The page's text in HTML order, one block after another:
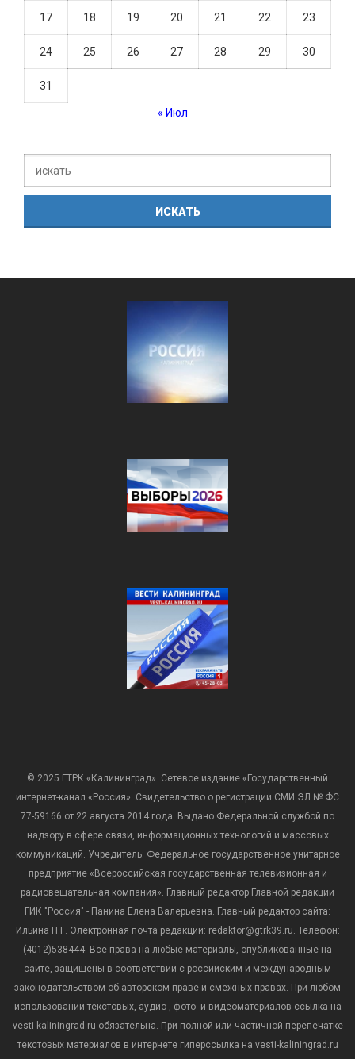
17 18 19 20 21 22 23
24 25 26 27 28 29 30
31
« Июл
© 2025 ГТРК «Калининград». Сетевое издание «Государственный
интернет-канал «Россия». Свидетельство о регистрации СМИ ЭЛ № ФС
77-59166 от 22 августа 2014 года. Выдано Федеральной службой по
надзору в сфере связи, информационных технологий и массовых
коммуникаций. Учредитель: Федеральное государственное унитарное
предприятие «Всероссийская государственная телевизионная и
радиовещательная компания». Главный редактор Главной редакции
ГИК "Россия" - Панина Елена Валерьевна. Главный редактор сайта:
Ильина Н.Г. Электронная почта редакции: redaktor@gtrk39.ru. Телефон:
(4012)538444. Все права на любые материалы, опубликованные на
сайте, защищены в соответствии с российским и международным
законодательством об авторском праве и смежных правах. При любом
использовании текстовых, аудио-, фото- и видеоматериалов ссылка на
vesti-kaliningrad.ru обязательна. При полной или частичной перепечатке
текстовых материалов в интернете гиперссылка на vesti-kaliningrad.ru